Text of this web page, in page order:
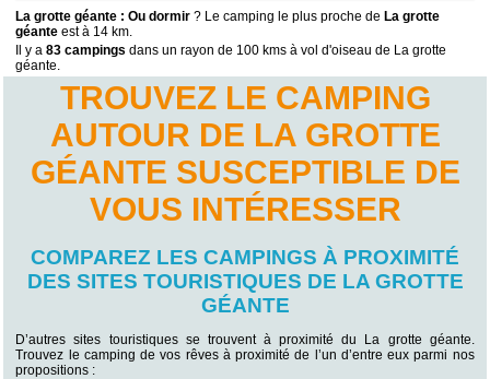
La grotte géante : Ou dormir ? Le camping le plus proche de La grotte
géante est à 14 km.
Il y a83 campings dans un rayon de 100 kms à vol d'oiseau de La grotte
géante.
TROUVEZ LE CAMPING
AUTOUR DE LA GROTTE
GÉANTE SUSCEPTIBLE DE
VOUS INTÉRESSER
COMPAREZ LES CAMPINGS À PROXIMITÉ
DES SITES TOURISTIQUES DE LA GROTTE
GÉANTE
D’autres sites touristiques se trouvent à proximité du La grotte géante.
Trouvez le camping de vos rêves à proximité de l’un d’entre eux parmi nos
propositions :